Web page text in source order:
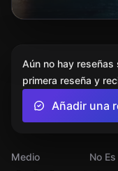
Medio
No
Aún no hay
primera reseña y
Añadir una